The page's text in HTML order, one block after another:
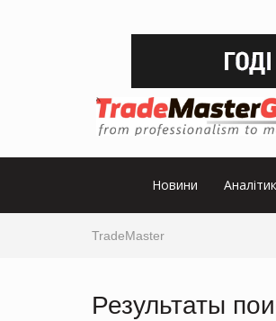
Новини
TradeMaster
Результаты